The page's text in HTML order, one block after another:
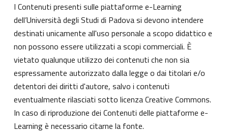
I Contenuti presenti sulle piattaforme e-Learning
dell’Università degli Studi di Padova si devono intendere
destinati unicamente all'uso personale a scopo didattico e
non possono essere utilizzati a scopi commerciali. È
vietato qualunque utilizzo dei contenuti che non sia
espressamente autorizzato dalla legge o dai titolari e/o
detentori dei diritti d'autore, salvo i contenuti
eventualmente rilasciati sotto licenza Creative Commons.
In caso di riproduzione dei Contenuti delle piattaforme e-
Learning è necessario citarne la fonte.